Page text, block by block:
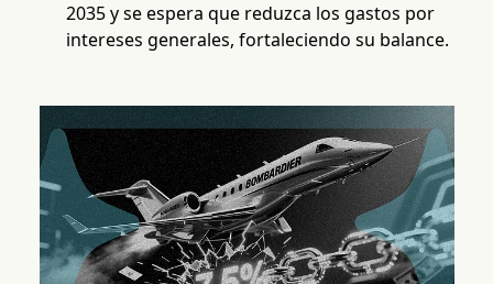
2035 y se espera que reduzca los gastos por
intereses generales, fortaleciendo su balance.